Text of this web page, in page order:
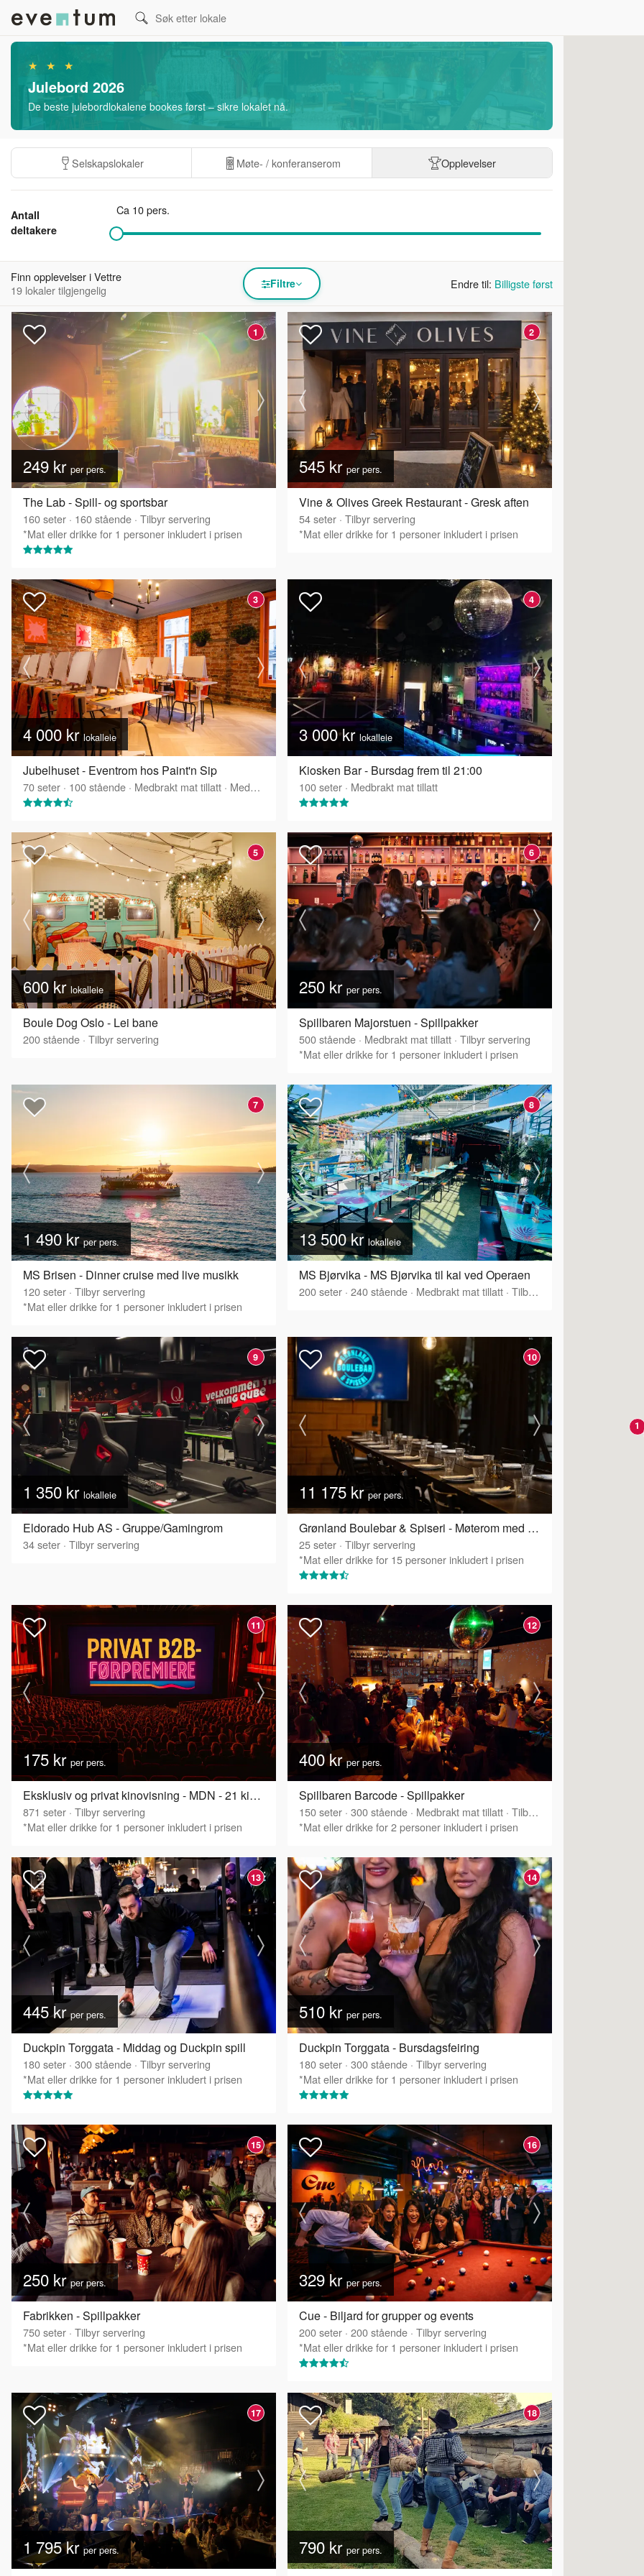
★ ★ ★
Julebord 2026
De beste julebordlokalene bookes først – sikre lokalet nå.
Selskapslokaler Møte- / konferanserom Opplevelser
Antall
deltakere
Ca 10 pers.
Finn opplevelser i Vettre
19 lokaler tilgjengelig
Filtre Endre til: Billigste først
1
249 kr per pers.
The Lab - Spill- og sportsbar
160seter · 160stående · Tilbyr servering
*Mat eller drikke for 1 personer inkludert i prisen
2
545 kr per pers.
Vine & Olives Greek Restaurant - Gresk aften
54seter · Tilbyr servering
*Mat eller drikke for 1 personer inkludert i prisen
3
4 000 krlokalleie
Jubelhuset - Eventrom hos Paint'n Sip
70seter · 100stående · Medbrakt mat tillatt · Medbrakt drikke tillatt ·Tilbyr servering
4
3 000 kr lokalleie
Kiosken Bar - Bursdag frem til 21:00
100seter · Medbrakt mat tillatt
5
600 kr lokalleie
Boule Dog Oslo - Lei bane
200stående · Tilbyr servering
6
250 kr per pers.
Spillbaren Majorstuen - Spillpakker
500stående · Medbrakt mat tillatt · Tilbyr servering
*Mat eller drikke for 1 personer inkludert i prisen
7
1 490 krper pers.
MS Brisen - Dinner cruise med live musikk
120seter · Tilbyr servering
*Mat eller drikke for 1 personer inkludert i prisen
8
13 500 kr lokalleie
MS Bjørvika - MS Bjørvika til kai ved Operaen
200seter · 240stående · Medbrakt mat tillatt · Tilbyr servering
9
1 350 kr lokalleie
Eldorado Hub AS - Gruppe/Gamingrom
34seter · Tilbyr servering
10
11 175 kr per pers.
Grønland Boulebar & Spiseri - Møterom med privat Chambre Séparée
25seter · Tilbyr servering
*Mat eller drikke for 15 personer inkludert i prisen
11
175 kr per pers.
Eksklusiv og privat kinovisning - MDN - 21 kinoer
871 seter · Tilbyr servering
*Mat eller drikke for 1 personer inkludert i prisen
12
400 krper pers.
Spillbaren Barcode - Spillpakker
150seter · 300stående · Medbrakt mat tillatt · Tilbyr servering
*Mat eller drikke for 2 personer inkludert i prisen
13
445 kr per pers.
Duckpin Torggata - Middag og Duckpin spill
180seter · 300stående · Tilbyr servering
*Mat eller drikke for 1 personer inkludert i prisen
14
510 kr per pers.
Duckpin Torggata - Bursdagsfeiring
180seter · 300stående · Tilbyr servering
*Mat eller drikke for 1 personer inkludert i prisen
15
250 krper pers.
Fabrikken - Spillpakker
750seter · Tilbyr servering
*Mat eller drikke for 1 personer inkludert i prisen
16
329 kr per pers.
Cue - Biljard for grupper og events
200seter · 200stående · Tilbyr servering
*Mat eller drikke for 1 personer inkludert i prisen
17
1 795 kr per pers.
18
790 kr per pers.
1